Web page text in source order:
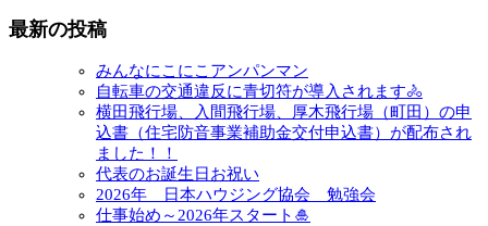
最新の投稿
みんなにこにこアンパンマン
自転車の交通違反に青切符が導入されます🚴
横田飛行場、入間飛行場、厚木飛行場（町田）の申
込書（住宅防音事業補助金交付申込書）が配布され
ました！！
代表のお誕生日お祝い
2026年 日本ハウジング協会 勉強会
仕事始め～2026年スタート🎍